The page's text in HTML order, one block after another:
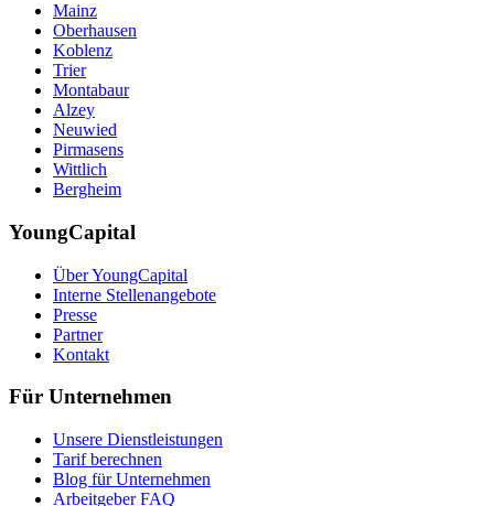
Mainz
Oberhausen
Koblenz
Trier
Montabaur
Alzey
Neuwied
Pirmasens
Wittlich
Bergheim
YoungCapital
Über YoungCapital
Interne Stellenangebote
Presse
Partner
Kontakt
Für Unternehmen
Unsere Dienstleistungen
Tarif berechnen
Blog für Unternehmen
Arbeitgeber FAQ